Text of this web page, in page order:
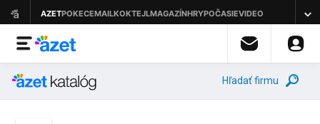
Hľadať firmu